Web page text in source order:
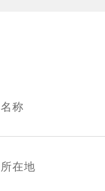
名称
所在地